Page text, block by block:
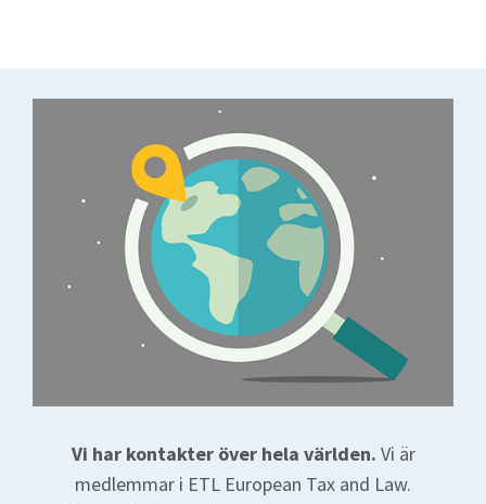
Vi har kontakter över hela världen. Vi är
medlemmar i ETL European Tax and Law.